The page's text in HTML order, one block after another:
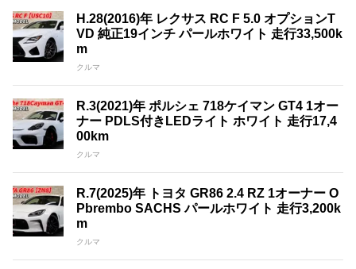
H.28(2016)年 レクサス RC F 5.0 オプションT
VD 純正19インチ パールホワイト 走行33,500k
m
クルマ
R.3(2021)年 ポルシェ 718ケイマン GT4 1オー
ナー PDLS付きLEDライト ホワイト 走行17,4
00km
クルマ
R.7(2025)年 トヨタ GR86 2.4 RZ 1オーナー O
Pbrembo SACHS パールホワイト 走行3,200k
m
クルマ